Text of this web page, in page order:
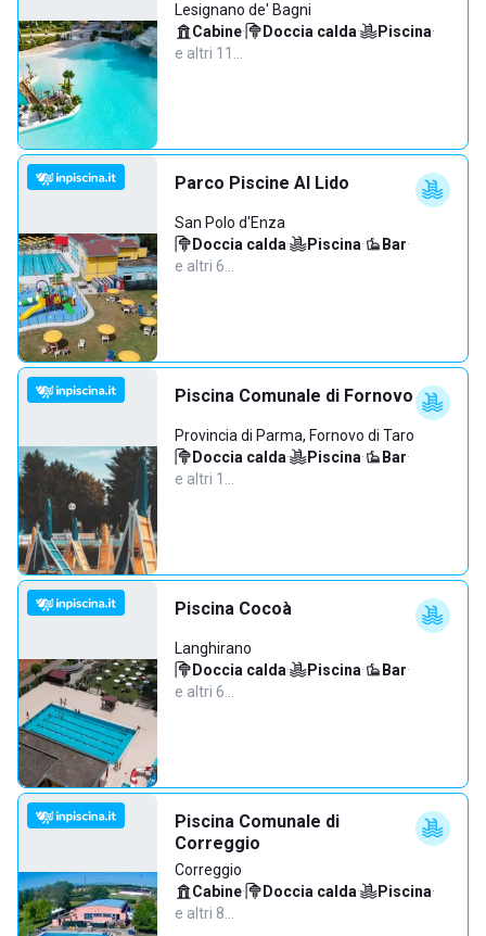
Lesignano de' Bagni
Cabine· Doccia calda· Piscina·
e altri 11…
Parco Piscine Al Lido
San Polo d'Enza
Doccia calda· Piscina· Bar·
e altri 6…
Piscina Comunale di Fornovo
Provincia di Parma, Fornovo di Taro
Doccia calda· Piscina· Bar·
e altri 1…
Piscina Cocoà
Langhirano
Doccia calda· Piscina· Bar·
e altri 6…
Piscina Comunale di
Correggio
Correggio
Cabine· Doccia calda· Piscina·
e altri 8…